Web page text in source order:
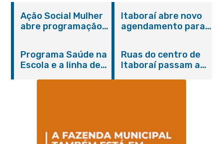
Ação Social Mulher
abre programação
serviços gratuitos e
orientações
Itaboraí abre novo
agendamento para
Programa Saúde na
Escola e a linha de
Magalhães Seabra
Ruas do centro de
Itaboraí passam a